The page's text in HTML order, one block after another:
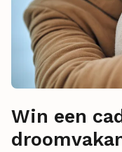
Win een